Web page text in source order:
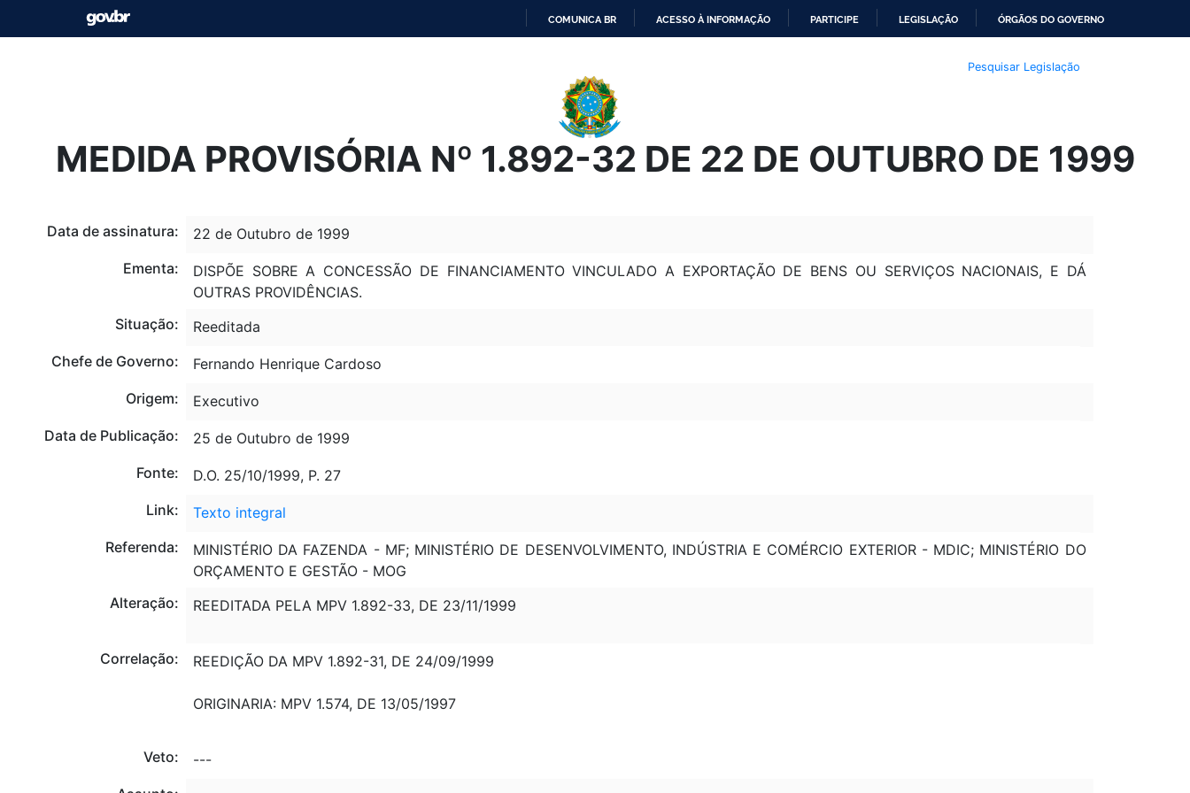
O
CONTEÚDO
COMUNICA BR ACESSO À INFORMAÇÃO PARTICIPE LEGISLAÇÃO ÓRGÃOS DO GOVERNO
Pesquisar Legislação
MEDIDA PROVISÓRIA Nº 1.892-32 DE 22 DE OUTUBRO DE 1999
Data de assinatura:
22 de Outubro de 1999
Ementa:
DISPÕE SOBRE A CONCESSÃO DE FINANCIAMENTO VINCULADO A EXPORTAÇÃO DE BENS OU SERVIÇOS NACIONAIS, E DÁ
OUTRAS PROVIDÊNCIAS.
Situação:
Reeditada
Chefe de Governo:
Fernando Henrique Cardoso
Origem:
Executivo
Data de Publicação:
25 de Outubro de 1999
Fonte:
D.O. 25/10/1999, P. 27
Link:
Texto integral
Referenda:
MINISTÉRIO DA FAZENDA - MF; MINISTÉRIO DE DESENVOLVIMENTO, INDÚSTRIA E COMÉRCIO EXTERIOR - MDIC; MINISTÉRIO DO
ORÇAMENTO E GESTÃO - MOG
Alteração:
REEDITADA PELA MPV 1.892-33, DE 23/11/1999
Correlação: REEDIÇÃO DA MPV 1.892-31, DE 24/09/1999
ORIGINARIA: MPV 1.574, DE 13/05/1997
Veto:
---